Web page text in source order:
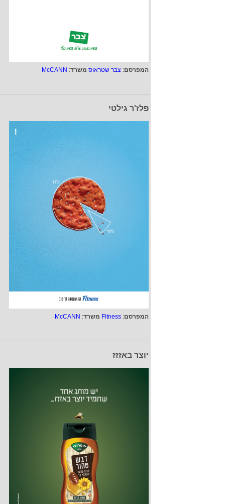
המפרסם: צבר שטראוס משרד:
McCANN
פלז'ר גילטי
המפרסם:
Fitness משרד:
McCANN
יוצר באזזז